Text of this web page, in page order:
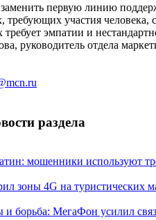
первую линию
требующих участия человека,
эмпатии и
руководитель отдела
раздела
мошенники используют
зоны 4G на туристических
и борьба: МегаФон усилил